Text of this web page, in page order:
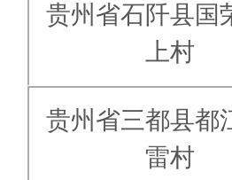
贵州省石阡县国
上村
贵州省三都县都
雷村